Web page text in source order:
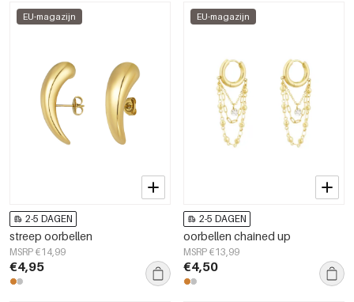
EU-magazijn
2-5 DAGEN
streep oorbellen
MSRP €14,99
€4,95
EU-magazijn
2-5 DAGEN
oorbellen chained up
MSRP €13,99
€4,50